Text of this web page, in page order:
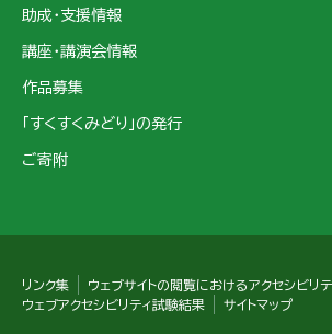
助成・支援情報
講座・講演会情報
作品募集
「すくすくみどり」の発行
ご寄附
リンク集
ウェブサイトの閲覧におけるアクセシビリ
ウェブアクセシビリティ試験結果
サイトマップ